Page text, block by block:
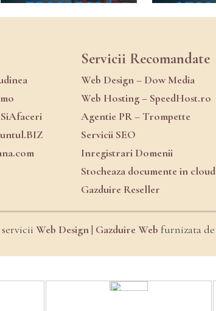
Servicii Recomandate
Web Design – Dow Media
Web Hosting – SpeedHost.ro
Agentie PR – Trompette
Servicii SEO
Inregistrari Domenii
Stocheaza documente in cloud
Gazduire Reseller
Web Design| Gazduire Web furnizata de